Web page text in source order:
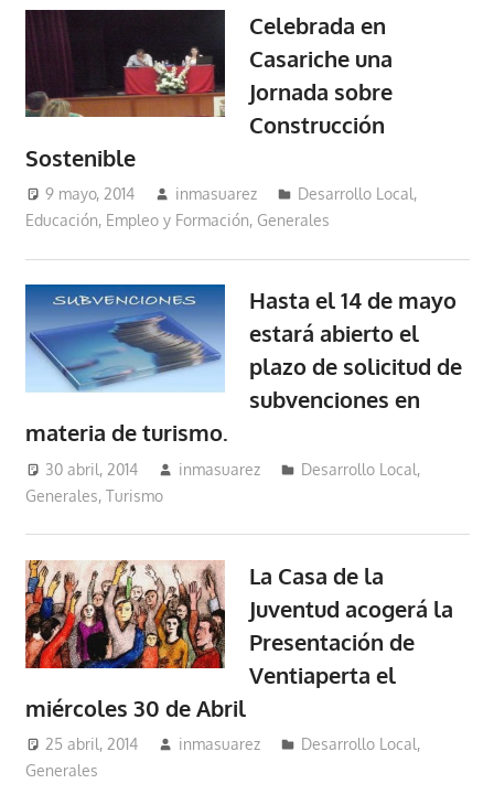
Celebrada en
Casariche una
Jornada sobre
Construcción
Sostenible
9 mayo, 2014 inmasuarez Desarrollo Local,
Educación, Empleo y Formación, Generales
Hasta el 14 de mayo
estará abierto el
plazo de solicitud de
subvenciones en
materia de turismo.
30 abril, 2014 inmasuarez Desarrollo Local,
Generales, Turismo
La Casa de la
Juventud acogerá la
Presentación de
Ventiaperta el
miércoles 30 de Abril
25 abril, 2014 inmasuarez Desarrollo Local,
Generales